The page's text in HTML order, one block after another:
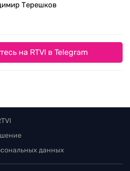
Терешков
на RTVI в Telegram
данных